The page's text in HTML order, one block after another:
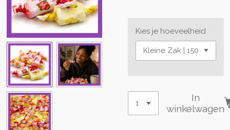
Kies je hoeveelheid
In
winkelwagen